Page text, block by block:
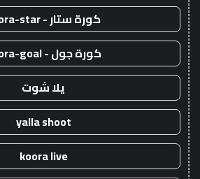
كورة ستار - koora-star
كورة جول - koora-goal
يلا شوت
yalla shoot
koora live